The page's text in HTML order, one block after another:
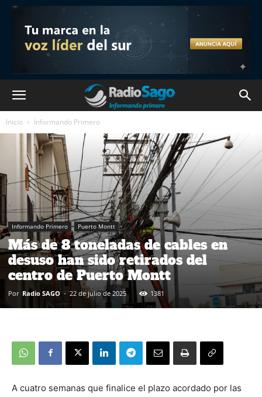
Inicio Informando Primero
Informando Primero Puerto Montt
Más de 8 toneladas de cables en
desuso han sido retirados del
centro de Puerto Montt
Por Radio SAGO - 22 de julio de 2025 1381
A cuatro semanas que finalice el plazo acordado por las